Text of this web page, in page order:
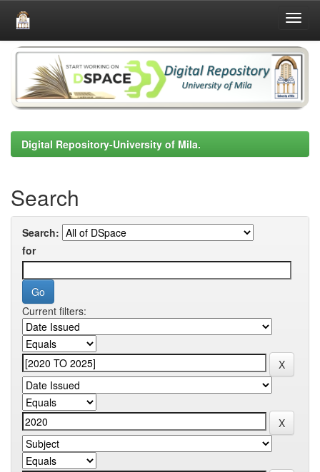
Skip
navigation
Digital Repository-University of Mila.
Search
Search:
for
Current filters: